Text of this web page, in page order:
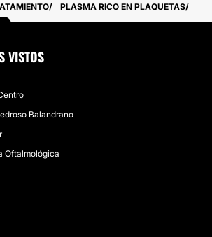
8 Doctores · 10 Centros
11 Doctores · 6 Centros
PLASMA RICO EN PLAQUETAS
VISTOS
Balandrano
Oftalmológica